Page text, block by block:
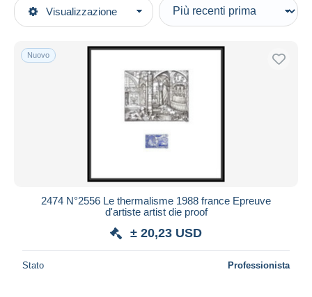
Visualizzazione
Categorie principali
Europa
Tipo di vendita
In corso
Prezzo fisso
Aste senza offerte
Prezzo
Nuovo
2474 N°2556 Le thermalisme 1988 france Epreuve
d'artiste artist die proof
± 20,23 USD
Stato Professionista